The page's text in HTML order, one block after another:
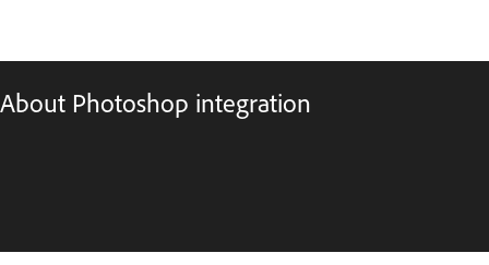
About Photoshop integration